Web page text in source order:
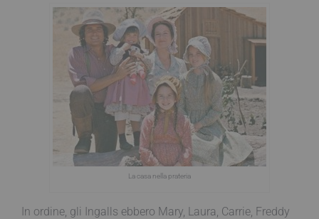
La casa nella prateria
In ordine, gli Ingalls ebbero Mary, Laura, Carrie, Freddy